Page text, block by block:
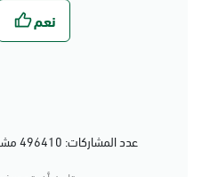
عدد المشاركات: 496410 مشاركة (82%) أعجبهم المحتوى